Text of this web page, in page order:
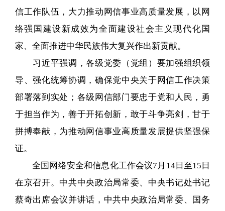
信工作队伍，大力推动网信事业高质量发展，以网
络强国建设新成效为全面建设社会主义现代化国
家、全面推进中华民族伟大复兴作出新贡献。
习近平强调，各级党委（党组）要加强组织领
导、强化统筹协调，确保党中央关于网信工作决策
部署落到实处；各级网信部门要忠于党和人民，勇
于担当作为，善于开拓创新，敢于斗争亮剑，甘于
拼搏奉献，为推动网信事业高质量发展提供坚强保
证。
全国网络安全和信息化工作会议7月14日至15日
在京召开。中共中央政治局常委、中央书记处书记
蔡奇出席会议并讲话，中共中央政治局常委、国务